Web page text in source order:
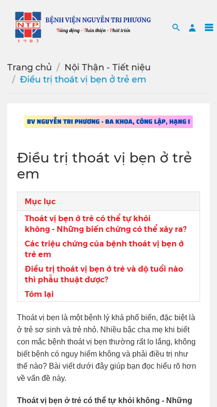
Search
Trang chủ
Nội Thận - Tiết niệu
Điều trị thoát vị bẹn ở trẻ em
Điều trị thoát vị bẹn ở trẻ
em
Mục lục
Thoát vị bẹn ở trẻ có thể tự khỏi
không - Những biến chứng có thể xảy ra?
Các triệu chứng của bệnh thoát vị bẹn ở
trẻ em
Điều trị thoát vị bẹn ở trẻ và độ tuổi nào
thì phẫu thuật được?
Tóm lại
Thoát vị bẹn là một bệnh lý khá phổ biến, đặc biệt là
ở trẻ sơ sinh và trẻ nhỏ. Nhiều bậc cha mẹ khi biết
con mắc bệnh thoát vị bẹn thường rất lo lắng, không
biết bệnh có nguy hiểm không và phải điều trị như
thế nào? Bài viết dưới đây giúp bạn đọc hiểu rõ hơn
về vấn đề này.
Thoát vị bẹn ở trẻ có thể tự khỏi không - Những